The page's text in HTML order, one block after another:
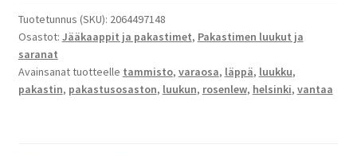
läppä
2064497148
korkeus
180mm
määrä
Tuotetunnus (SKU): 2064497148
Osastot: Jääkaappit ja pakastimet, Pakastimen luukut ja
saranat
Avainsanat tuotteelle tammisto, varaosa, läppä, luukku,
pakastin, pakastusosaston, luukun, rosenlew, helsinki, vantaa